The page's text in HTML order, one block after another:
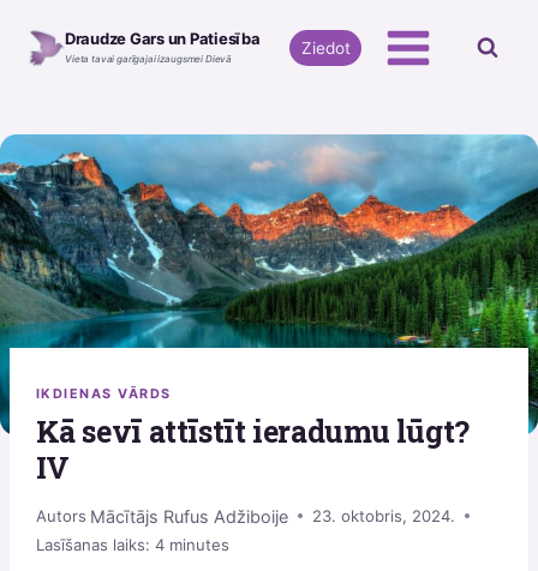
Draudze Gars un Patiesība
Vieta tavai garīgajai izaugsmei Dievā
Ziedot
IKDIENAS VĀRDS
Kā sevī attīstīt ieradumu lūgt?
IV
Autors Mācītājs Rufus Adžiboije
23. oktobris, 2024.
Lasīšanas laiks: 4 minutes